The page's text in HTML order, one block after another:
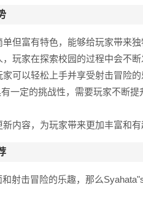
但富有特色，能够给玩家带来独
玩家在探索校园的过程中会不断
可以轻松上手并享受射击冒险的
一定的挑战性，需要玩家不断
内容，为玩家带来更加丰富和有
射击冒险的乐趣，那么